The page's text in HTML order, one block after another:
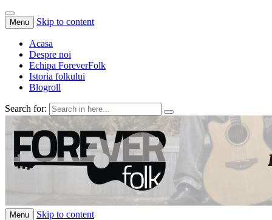
Menu Skip to content
Acasa
Despre noi
Echipa ForeverFolk
Istoria folkului
Blogroll
Search for:
ForeverFolk
Muzica sufletului tau
Menu Skip to content